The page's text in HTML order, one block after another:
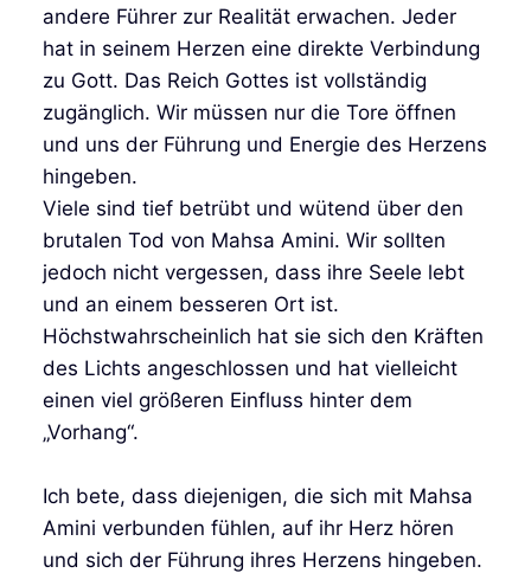
andere Führer zur Realität erwachen. Jeder
hat in seinem Herzen eine direkte Verbindung
zu Gott. Das Reich Gottes ist vollständig
zugänglich. Wir müssen nur die Tore öffnen
und uns der Führung und Energie des Herzens
hingeben.
Viele sind tief betrübt und wütend über den
brutalen Tod von Mahsa Amini. Wir sollten
jedoch nicht vergessen, dass ihre Seele lebt
und an einem besseren Ort ist.
Höchstwahrscheinlich hat sie sich den Kräften
des Lichts angeschlossen und hat vielleicht
einen viel größeren Einfluss hinter dem
„Vorhang“.
Ich bete, dass diejenigen, die sich mit Mahsa
Amini verbunden fühlen, auf ihr Herz hören
und sich der Führung ihres Herzens hingeben.